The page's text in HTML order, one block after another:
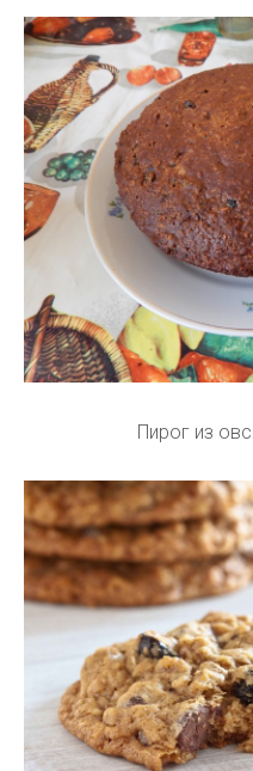
Пирог из